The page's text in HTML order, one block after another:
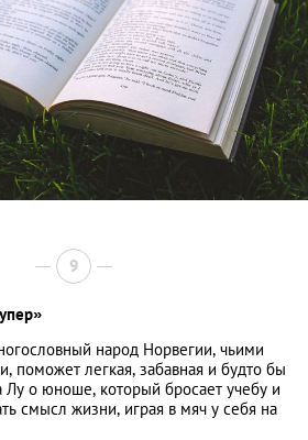
9
народ Норвегии, чьими
поможет легкая, забавная и будто бы
Лу о юноше, который бросает учебу и
смысл жизни, играя в мяч у себя на